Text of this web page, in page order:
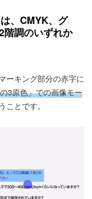
、CMYK、グ
階調のいずれか
ーキング部分の赤字に
3原色」での画像モー
ことです。